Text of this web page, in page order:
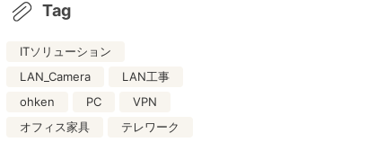
Tag
ITソリューション
LAN_Camera
LAN工事
ohken
PC
VPN
オフィス家具
テレワーク